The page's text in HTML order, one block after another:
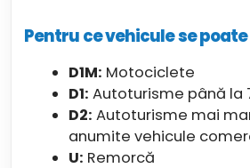
Pentru ce vehicule se
D1M: Motociclete
D1: Autoturisme până la
D2: Autoturisme mai
anumite vehicule
U: Remorcă